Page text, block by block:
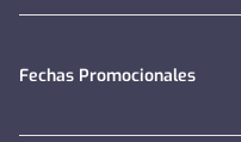
Fechas Promocionales